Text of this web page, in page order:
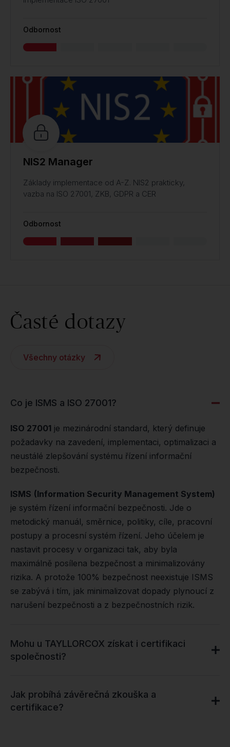
Odbornost
NIS2 Manager
Základy implementace od A-Z. NIS2 prakticky,
vazba na ISO 27001, ZKB, GDPR a CER
Odbornost
Časté dotazy
Všechny otázky
Co je ISMS a ISO 27001?
ISO 27001 je mezinárodní standard, který definuje
požadavky na zavedení, implementaci, optimalizaci a
neustálé zlepšování systému řízení informační
bezpečnosti.
ISMS (Information Security Management System)
je systém řízení informační bezpečnosti. Jde o
metodický manuál, směrnice, politiky, cíle, pracovní
postupy a procesní systém řízení. Jeho účelem je
nastavit procesy v organizaci tak, aby byla
maximálně posílena bezpečnost a minimalizovány
rizika. A protože 100% bezpečnost neexistuje ISMS
se zabývá i tím, jak minimalizovat dopady plynoucí z
narušení bezpečnosti a z bezpečnostních rizik.
Mohu u TAYLLORCOX získat i certifikaci
společnosti?
Jak probíhá závěrečná zkouška a
certifikace?